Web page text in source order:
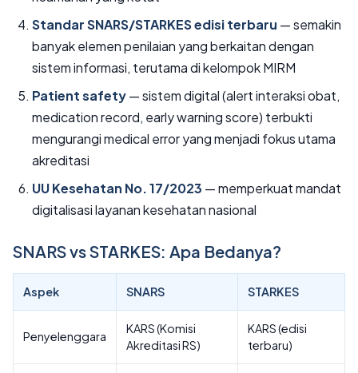
Standar SNARS/STARKES edisi terbaru — semakin
banyak elemen penilaian yang berkaitan dengan
sistem informasi, terutama di kelompok MIRM
Patient safety— sistem digital (alert interaksi obat,
medication record, early warning score) terbukti
mengurangi medical error yang menjadi fokus utama
akreditasi
UU Kesehatan No. 17/2023 — memperkuat mandat
digitalisasi layanan kesehatan nasional
SNARS vs STARKES: Apa Bedanya?
Aspek SNARS STARKES
Penyelenggara
KARS (Komisi
Akreditasi RS)
KARS (edisi
terbaru)